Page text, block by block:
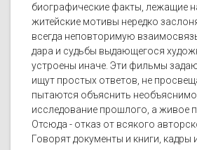
биографические факты, лежащие
житейские мотивы нередко
всегда неповторимую
дара и судьбы выдающегося
устроены иначе. Эти фильмы
ищут простых ответов, не
пытаются объяснить
исследование прошлого, а живое
Отсюда - отказ от всякого
Говорят документы и книги, кадры